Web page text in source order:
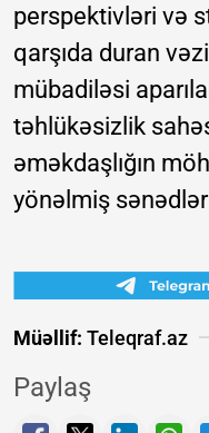
perspektivləri və
qarşıda duran
mübadiləsi
təhlükəsizlik
əməkdaşlığın
yönəlmiş
Müəllif: Teleqraf.az
Paylaş